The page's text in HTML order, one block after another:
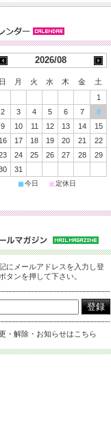
2026/08
日 月 火 水 木 金
土
1
2
3 4 5 6 7
8
9
10 11 12 13 14
15
16
17 18 19 20 21
22
24 25 26 27 28
29
31
■今日 ■定休日
にメールアドレスを入力し登
タンを押して下さい。
・解除・お知らせはこちら